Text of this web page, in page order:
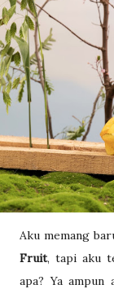
Aku memang
Fruit, tapi aku
apa? Ya ampun